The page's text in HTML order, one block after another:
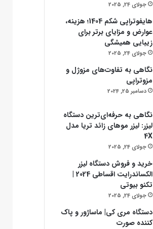
جولای 24, 2025
هایفوتراپی شکم 1404؛ هزینه،
عوارض و مزایای برتر برای
زیبایی همیشگی
جولای 24, 2025
نگاهی به تفاوت‌های مزوژل و
مزوتراپی
دسامبر 25, 2024
نگاهی به حرفه‌ای‌ترین دستگاه
لیزر: لیزر موهای زائد تریا مدل
4X
جولای 24, 2025
خرید و فروش دستگاه لیزر
الکساندرایت اقساطی 2024 |
تکنو بیوتی
جولای 24, 2025
دستگاه مری کی| ماساژور و پاک
کننده صورت